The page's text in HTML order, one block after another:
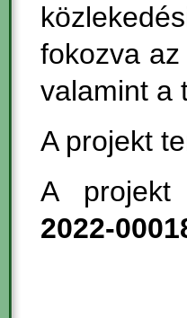
fokozva
valamint a
A projekt
A
2022-